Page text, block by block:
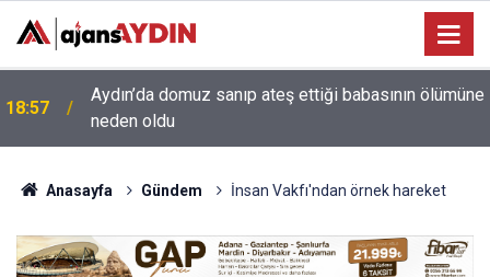
18:13 Yeni Parti'nin Aydın kurucu yönetimi belli oldu
Anasayfa Gündem İnsan Vakfı'ndan örnek hareket